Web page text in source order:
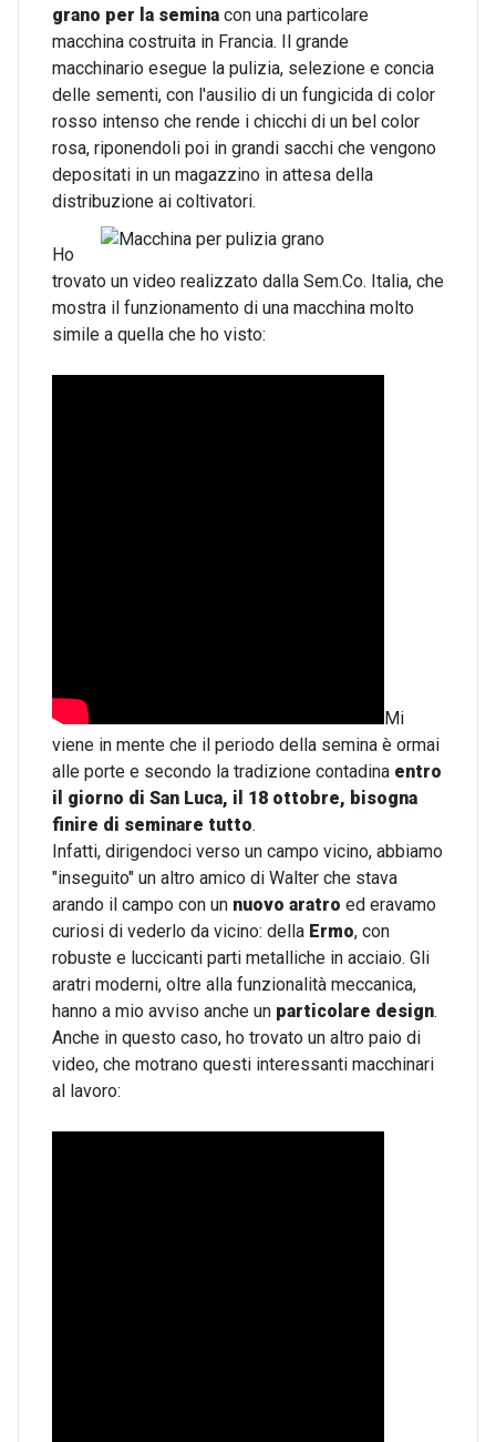
grano per la semina con una particolare
macchina costruita in Francia. Il grande
macchinario esegue la pulizia, selezione e concia
delle sementi, con l'ausilio di un fungicida di color
rosso intenso che rende i chicchi di un bel color
rosa, riponendoli poi in grandi sacchi che vengono
depositati in un magazzino in attesa della
distribuzione ai coltivatori.
Ho
trovato un video realizzato dalla Sem.Co. Italia, che
mostra il funzionamento di una macchina molto
simile a quella che ho visto:
Mi
viene in mente che il periodo della semina è ormai
alle porte e secondo la tradizione contadina entro
il giorno di San Luca, il 18 ottobre, bisogna
finire di seminare tutto.
Infatti, dirigendoci verso un campo vicino, abbiamo
"inseguito" un altro amico di Walter che stava
arando il campo con un nuovo aratro ed eravamo
curiosi di vederlo da vicino: della Ermo, con
robuste e luccicanti parti metalliche in acciaio. Gli
aratri moderni, oltre alla funzionalità meccanica,
hanno a mio avviso anche un particolare design.
Anche in questo caso, ho trovato un altro paio di
video, che motrano questi interessanti macchinari
al lavoro: